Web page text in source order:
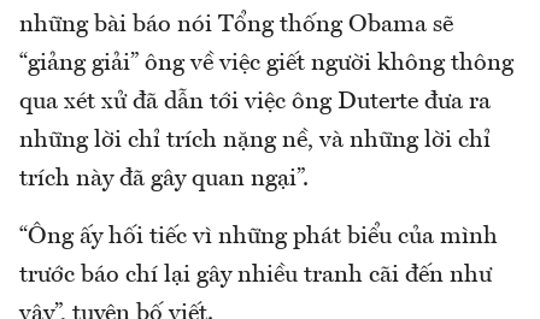
những bài báo nói Tổng thống Obama sẽ
“giảng giải” ông về việc giết người không thông
qua xét xử đã dẫn tới việc ông Duterte đưa ra
những lời chỉ trích nặng nề, và những lời chỉ
trích này đã gây quan ngại”.
“Ông ấy hối tiếc vì những phát biểu của mình
trước báo chí lại gây nhiều tranh cãi đến như
vậy”, tuyên bố viết.